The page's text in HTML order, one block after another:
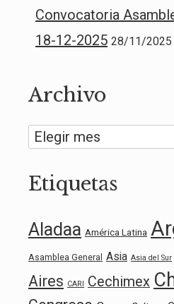
Convocatoria
18-12-2025 28/11/2025
Archivo
Archivo
Etiquetas
Aladaa América Latina
Asamblea General Asia Asia del Sur
Aires CARI Cechimex